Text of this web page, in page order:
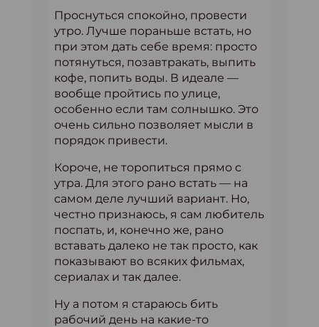
Проснуться спокойно, провести
утро. Лучше пораньше встать, но
при этом дать себе время: просто
потянуться, позавтракать, выпить
кофе, попить воды. В идеале —
вообще пройтись по улице,
особенно если там солнышко. Это
очень сильно позволяет мысли в
порядок привести.
Короче, не торопиться прямо с
утра. Для этого рано встать — на
самом деле лучший вариант. Но,
честно признаюсь, я сам любитель
поспать, и, конечно же, рано
вставать далеко не так просто, как
показывают во всяких фильмах,
сериалах и так далее.
Ну а потом я стараюсь бить
рабочий день на какие-то